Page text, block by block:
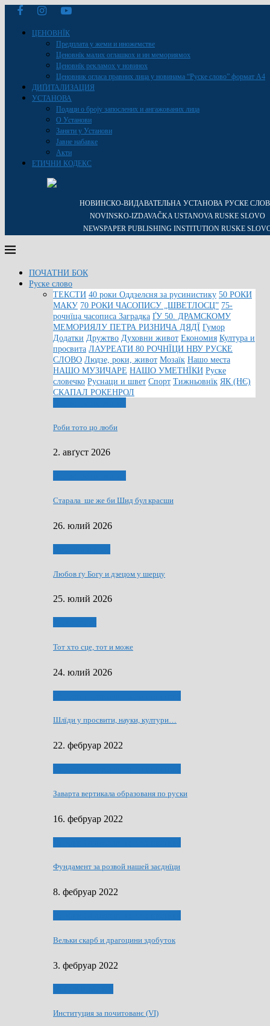
ЦЕНОВНЇК
Предплата у жеми и иножемстве
Ценовнїк малих оглашкох и ин мемориямох
Ценовнїк рекламох у новинох
Ценовник огласа правних лица у новинама “Руске слово” формат A4
ДИҐИТАЛИЗАЦИЯ
УСТАНОВА
Подаци о броју запослених и ангажованих лица
О Установи
Заняти у Установи
Јавне набавке
Акти
ЕТИЧНИ КОДЕКС
НОВИНСКО-ВИДАВАТЕЛЬНА УСТАНОВА РУСКЕ
NOVINSKO-IZDAVAČKA USTANOVA RUSKE SLOVO
NEWSPAPER PUBLISHING INSTITUTION RUSKE
ПОЧАТНИ БОК
Руске слово
ТЕКСТИ 40 роки Оддзелєня за русинистику 50 РОКИ
МАКУ 70 РОКИ ЧАСОПИСУ „ШВЕТЛОСЦ” 75-
рочнїца часописа Заградка ҐУ 50. ДРАМСКОМУ
МЕМОРИЯЛУ ПЕТРА РИЗНИЧА ДЯДЇ Гумор
Додатки Дружтво Духовни живот Економия Култура и
просвита ЛАУРЕАТИ 80 РОЧНЇЦИ НВУ РУСКЕ
СЛОВО Людзе, роки, живот Мозаїк Нашо места
НАШО МУЗИЧАРЕ НАШО УМЕТНЇКИ Руске
словечко Руснаци и швет Спорт Тижньовнїк ЯК (НЄ)
СКАПАЛ РОКЕНРОЛ
Роби тото цо люби
2. авґуст 2026
Старала ше же би Шид бул красши
26. юлий 2026
Любов ґу Богу и дзецом у шерцу
25. юлий 2026
Тот хто сце, тот и може
24. юлий 2026
Шлїди у просвити, науки, култури…
22. фебруар 2022
Заварта вертикала образованя по руски
16. фебруар 2022
Фундамент за розвой нашей заєднїци
8. фебруар 2022
Вельки скарб и драгоцини здобуток
3. фебруар 2022
Институция за почитованє (VI)